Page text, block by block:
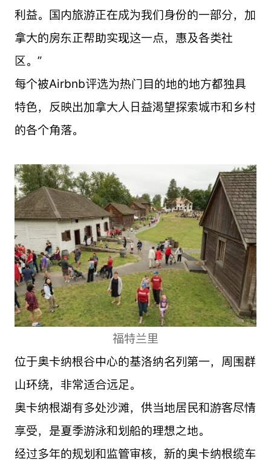
利益。国内旅游正在成为我们身份的一部分，加
拿大的房东正帮助实现这一点，惠及各类社
区。”
每个被Airbnb评选为热门目的地的地方都独具
特色，反映出加拿大人日益渴望探索城市和乡村
的各个角落。
福特兰里
位于奥卡纳根谷中心的基洛纳名列第一，周围群
山环绕，非常适合远足。
奥卡纳根湖有多处沙滩，供当地居民和游客尽情
享受，是夏季游泳和划船的理想之地。
经过多年的规划和监管审核，新的奥卡纳根缆车